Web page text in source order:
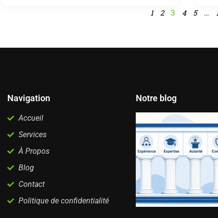
1 2 3 4 5 …
Navigation
Accueil
Services
À Propos
Blog
Contact
Politique de confidentialité
Notre blog